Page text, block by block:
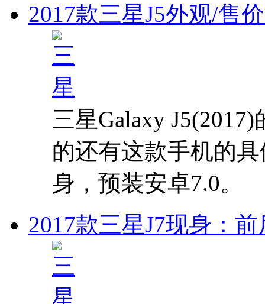
2017款三星J5外观/售
三星Galaxy
的还有这款手机的
身，预装安卓7.0。
2017款三星J7现身：